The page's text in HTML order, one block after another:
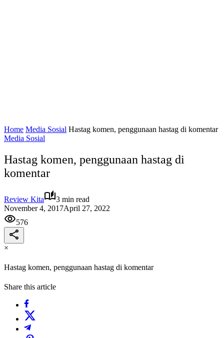
Home Media Sosial Hastag komen, penggunaan hastag di komentar
Media Sosial
Hastag komen, penggunaan hastag di
komentar
Review Kita
3 min read
November 4, 2017April 27, 2022
576
×
Hastag komen, penggunaan hastag di komentar
Share this article